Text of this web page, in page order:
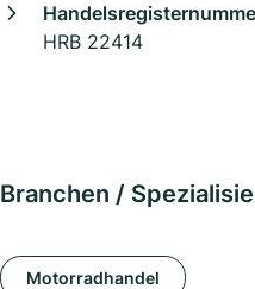
HRB 22414
Branchen /
Motorradhandel